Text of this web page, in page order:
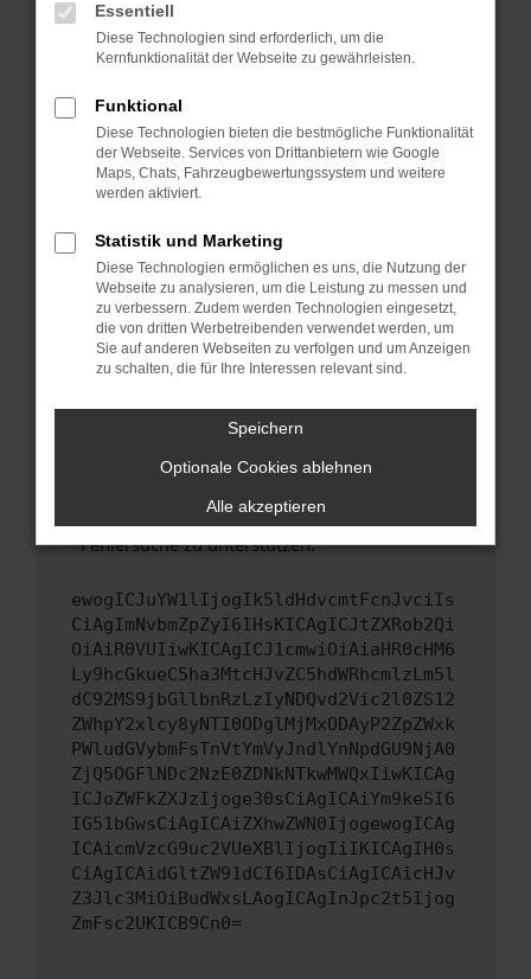
können das Laden bestimmter Seiten
verhindern. Funktioniert die Seite in einem
Fenster?
Starte dein Gerät neu.
Das kann manchmal helfen, vorübergehende
Probleme zu beheben.
Betriebssystem auf dem neuesten Stand
sind.
Veraltete Software birgt nicht nur ein
Sicherheitsrisiko, sondern kann auch dazu
führen, dass bestimmte Funktionen nicht mehr
unterstützt werden.
Wende dich an den Webseitenbetreiber.
Wenn du alle oben genannten Schritte versucht
hast, kontaktiere uns bitte. Wir werden
uns diesen Text schicken, um uns bei der
Fehlersuche zu unterstützen:
ewogICJuYW1lIjogIk5ldHdvcmtFcnJvciIs
CiAgImNvbmZpZyI6IHsKICAgICJtZXRob2Qi
OiAiR0VUIiwKICAgICJ1cmwiOiAiaHR0cHM6
Ly9hcGkueC5ha3MtcHJvZC5hdWRhcmlzLm5l
dC92MS9jbGllbnRzLzIyNDQvd2Vic2l0ZS12
ZWhpY2xlcy8yNTI0ODglMjMxODAyP2ZpZWxk
PWludGVybmFsTnVtYmVyJndlYnNpdGU9NjA0
ZjQ5OGFlNDc2NzE0ZDNkNTkwMWQxIiwKICAg
ICJoZWFkZXJzIjoge30sCiAgICAiYm9keSI6
IG51bGwsCiAgICAiZXhwZWN0IjogewogICAg
ICAicmVzcG9uc2VUeXBlIjogIiIKICAgIH0s
CiAgICAidGltZW91dCI6IDAsCiAgICAicHJv
Z3Jlc3MiOiBudWxsLAogICAgInJpc2t5Ijog
ZmFsc2UKICB9Cn0=
Essentiell
Diese Technologien sind erforderlich, um die
Kernfunktionalität der Webseite zu gewährleisten.
Funktional
Diese Technologien bieten die bestmögliche Funktionalität
der Webseite. Services von Drittanbietern wie Google
Maps, Chats, Fahrzeugbewertungssystem und weitere
werden aktiviert.
Statistik und Marketing
Diese Technologien ermöglichen es uns, die Nutzung der
Webseite zu analysieren, um die Leistung zu messen und
zu verbessern. Zudem werden Technologien eingesetzt,
die von dritten Werbetreibenden verwendet werden, um
Sie auf anderen Webseiten zu verfolgen und um Anzeigen
zu schalten, die für Ihre Interessen relevant sind.
Speichern
Optionale Cookies ablehnen
Alle akzeptieren